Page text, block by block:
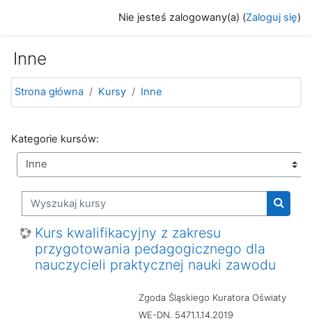
Nie jesteś zalogowany(a) (Zaloguj się)
Inne
Strona główna Kursy Inne
Kategorie kursów:
Wyszukaj kursy
Kurs kwalifikacyjny z zakresu
przygotowania pedagogicznego dla
nauczycieli praktycznej nauki zawodu
Zgoda Śląskiego Kuratora Oświaty
WE-DN. 5471.1.14.2019